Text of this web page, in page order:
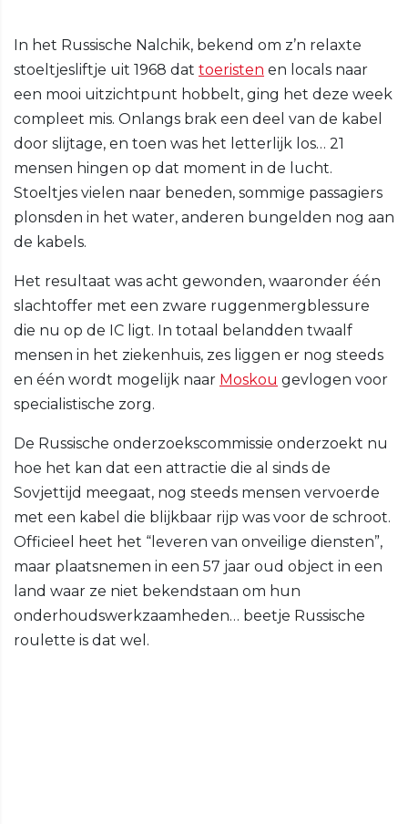
In het Russische Nalchik, bekend om z’n relaxte
stoeltjesliftje uit 1968 dat toeristen en locals naar
een mooi uitzichtpunt hobbelt, ging het deze week
compleet mis. Onlangs brak een deel van de kabel
door slijtage, en toen was het letterlijk los… 21
mensen hingen op dat moment in de lucht.
Stoeltjes vielen naar beneden, sommige passagiers
plonsden in het water, anderen bungelden nog aan
de kabels.
Het resultaat was acht gewonden, waaronder één
slachtoffer met een zware ruggenmergblessure
die nu op de IC ligt. In totaal belandden twaalf
mensen in het ziekenhuis, zes liggen er nog steeds
en één wordt mogelijk naar Moskou gevlogen voor
specialistische zorg.
De Russische onderzoekscommissie onderzoekt nu
hoe het kan dat een attractie die al sinds de
Sovjettijd meegaat, nog steeds mensen vervoerde
met een kabel die blijkbaar rijp was voor de schroot.
Officieel heet het “leveren van onveilige diensten”,
maar plaatsnemen in een 57 jaar oud object in een
land waar ze niet bekendstaan om hun
onderhoudswerkzaamheden… beetje Russische
roulette is dat wel.